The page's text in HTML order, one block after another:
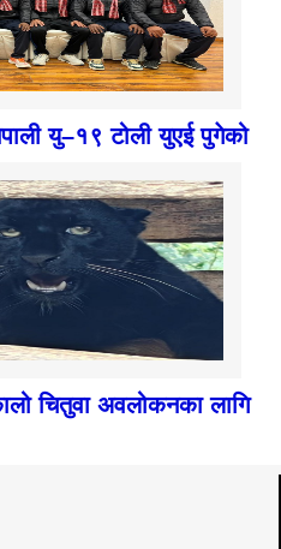
यु–१९ टोली युएई पुगेको
चितुवा अवलोकनका लागि